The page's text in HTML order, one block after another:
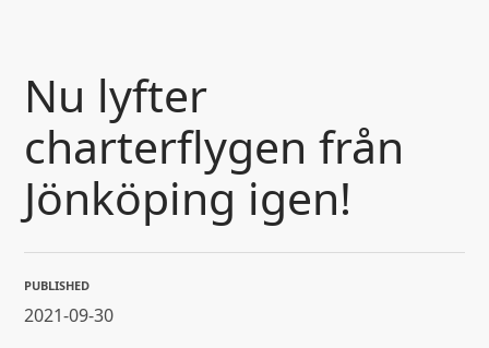
Nu lyfter
charterflygen från
Jönköping igen!
PUBLISHED
2021-09-30